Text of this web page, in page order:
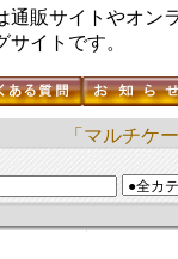
通販サイトやオン
イトです。
「マルチケ